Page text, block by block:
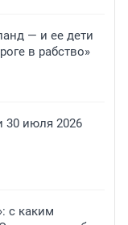
— и ее дети
в рабство»
30 июля 2026
с каким